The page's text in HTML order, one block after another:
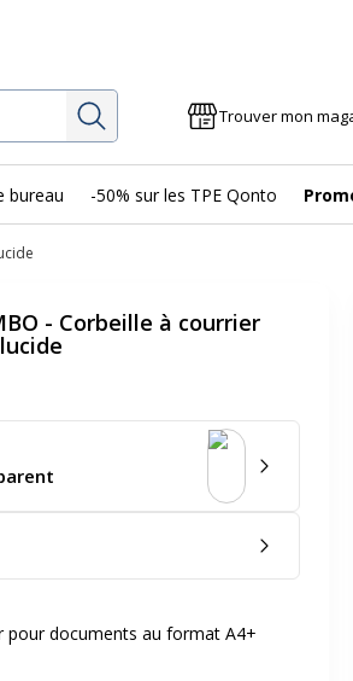
Rechercher Trouver mon
bureau -50% sur les TPE Qonto
- Corbeille à courrier
pour documents au format A4+